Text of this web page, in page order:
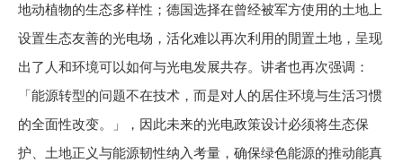
地动植物的生态多样性；德国选择在曾经被军方使用的土地上
设置生态友善的光电场，活化难以再次利用的閒置土地，呈现
出了人和环境可以如何与光电发展共存。讲者也再次强调：
「能源转型的问题不在技术，⽽是对⼈的居住环境与生活习惯
的全⾯性改变。」，因此未来的光电政策设计必须将生态保
护、土地正义与能源韧性纳入考量，确保绿色能源的推动能真